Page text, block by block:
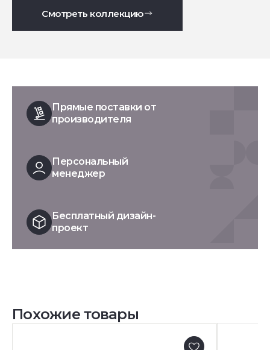
Смотреть коллекцию
Прямые поставки от
производителя
Персональный
менеджер
Бесплатный дизайн-
проект
Похожие товары